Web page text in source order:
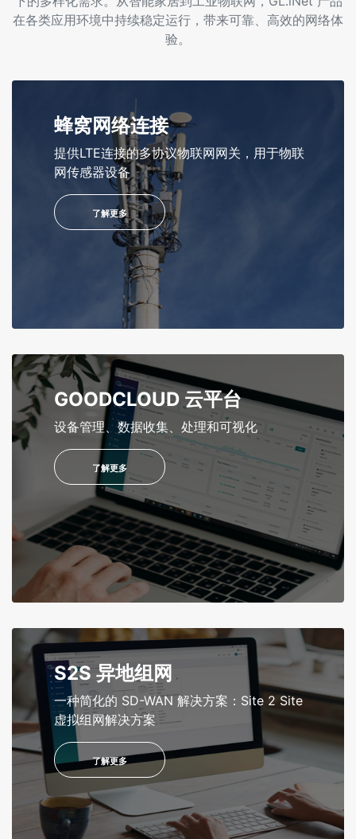
在各类应用环境中持续稳定运行，带来可靠、高效的网络体
验。
蜂窝网络连接
提供LTE连接的多协议物联网网关，用于物联
网传感器设备
了解更多
GOODCLOUD 云平台
设备管理、数据收集、处理和可视化
了解更多
S2S 异地组网
一种简化的 SD-WAN 解决方案：Site 2 Site
虚拟组网解决方案
了解更多